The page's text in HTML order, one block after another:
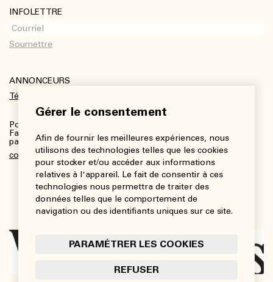
Gérer le consentement
Afin de fournir les meilleures expériences, nous
utilisons des technologies telles que les cookies
pour stocker et/ou accéder aux informations
relatives à l'appareil. Le fait de consentir à ces
technologies nous permettra de traiter des
données telles que le comportement de
navigation ou des identifiants uniques sur ce site.
PARAMÉTRER LES COOKIES
REFUSER
INFOLETTRE
ANNONCEURS
Télécharger le kit média
Pour plus de renseignements :
Fanny Charbonneau, Responsable des communications,
partenariats et publicités
communications@viedesarts.com